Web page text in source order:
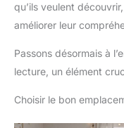
qu’ils veulent
améliorer leur
Passons désormais à
lecture, un élément
Choisir le bon